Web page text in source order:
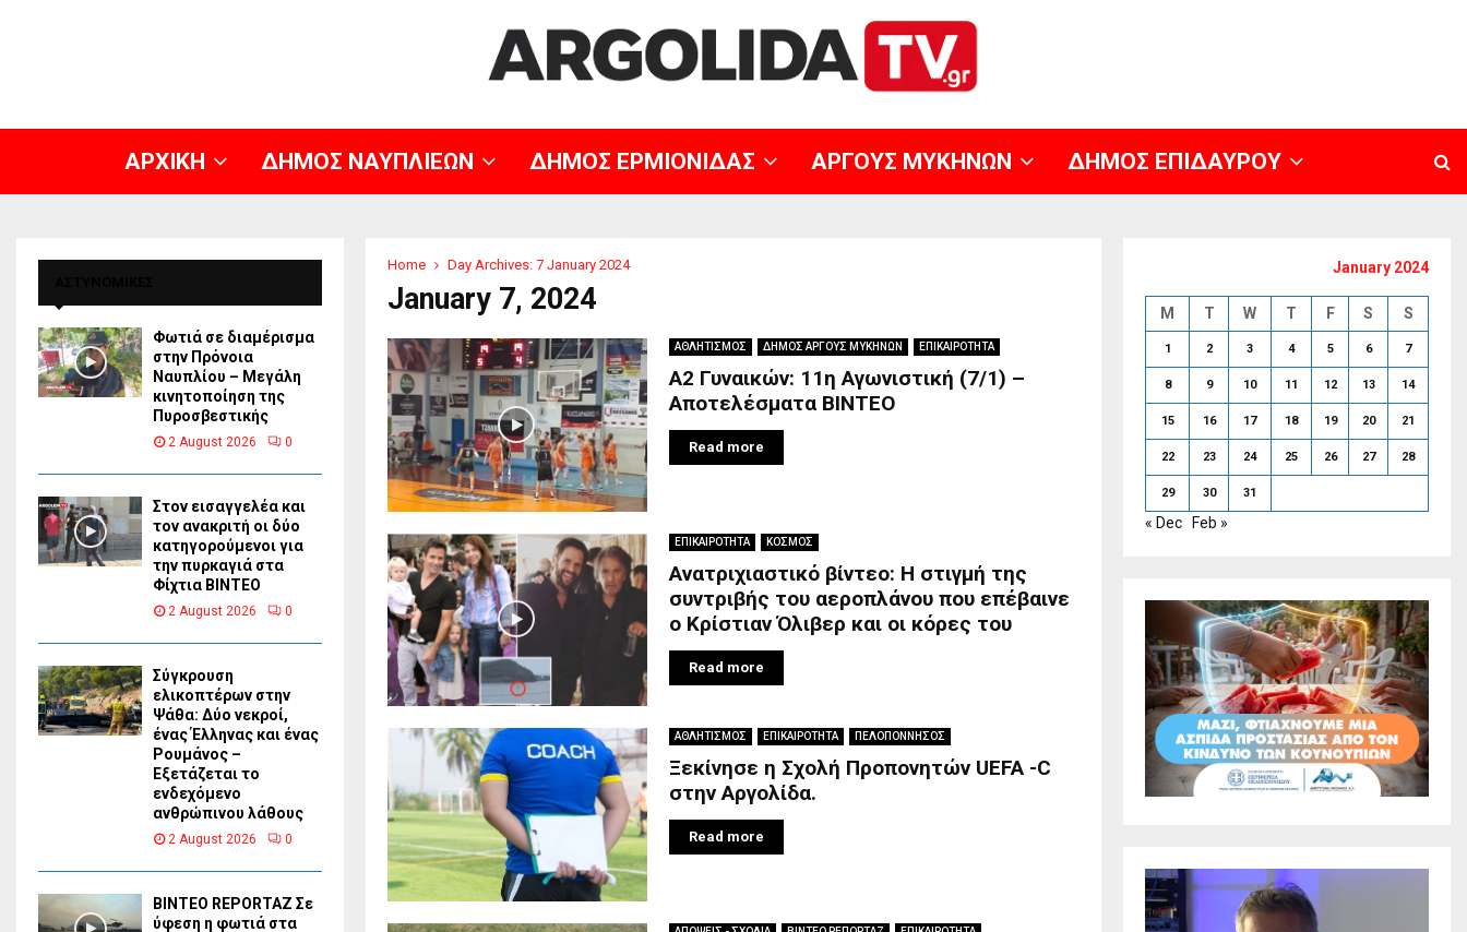
ΑΡΧΙΚΗ ΔΗΜΟΣ ΝΑΥΠΛΙΕΩΝ ΔΗΜΟΣ ΕΡΜΙΟΝΙΔΑΣ ΑΡΓΟΥΣ ΜΥΚΗΝΩΝ ΔΗΜΟΣ ΕΠΙΔΑΥΡΟΥ
Home Day Archives: 7 January 2024
January 7, 2024
ΑΘΛΗΤΙΣΜΟΣ ΔΗΜΟΣ ΑΡΓΟΥΣ ΜΥΚΗΝΩΝ ΕΠΙΚΑΙΡΟΤΗΤΑ
Α2 Γυναικών: 11η Αγωνιστική (7/1) –
Αποτελέσματα ΒΙΝΤΕΟ
Read more
ΕΠΙΚΑΙΡΟΤΗΤΑ ΚΟΣΜΟΣ
Ανατριχιαστικό βίντεο: Η στιγμή της
συντριβής του αεροπλάνου που επέβαινε
ο Κρίστιαν Όλιβερ και οι κόρες του
Read more
ΑΘΛΗΤΙΣΜΟΣ ΕΠΙΚΑΙΡΟΤΗΤΑ ΠΕΛΟΠΟΝΝΗΣΟΣ
Ξεκίνησε η Σχολή Προπονητών UEFA -C
στην Αργολίδα.
Read more
Φωτιά σε διαμέρισμα
στην Πρόνοια
Ναυπλίου – Μεγάλη
κινητοποίηση της
Πυροσβεστικής
2 August 2026 0
Στον εισαγγελέα και
τον ανακριτή οι δύο
κατηγορούμενοι για
την πυρκαγιά στα
Φίχτια ΒΙΝΤΕΟ
2 August 2026 0
Σύγκρουση
ελικοπτέρων στην
Ψάθα: Δύο νεκροί,
ένας Έλληνας και ένας
Ρουμάνος –
Εξετάζεται το
ενδεχόμενο
ανθρώπινου λάθους
2 August 2026 0
BINTEO REPORTAZ Σε
ύφεση η φωτιά στα
January 2024
M T W T F S S
1 2 3 4 5 6 7
8 9 10 11 12 13 14
15 16 17 18 19 20 21
22 23 24 25 26 27 28
29 30 31
« Dec Feb »